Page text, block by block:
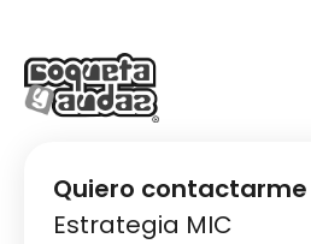
Quiero
Estrategia MIC